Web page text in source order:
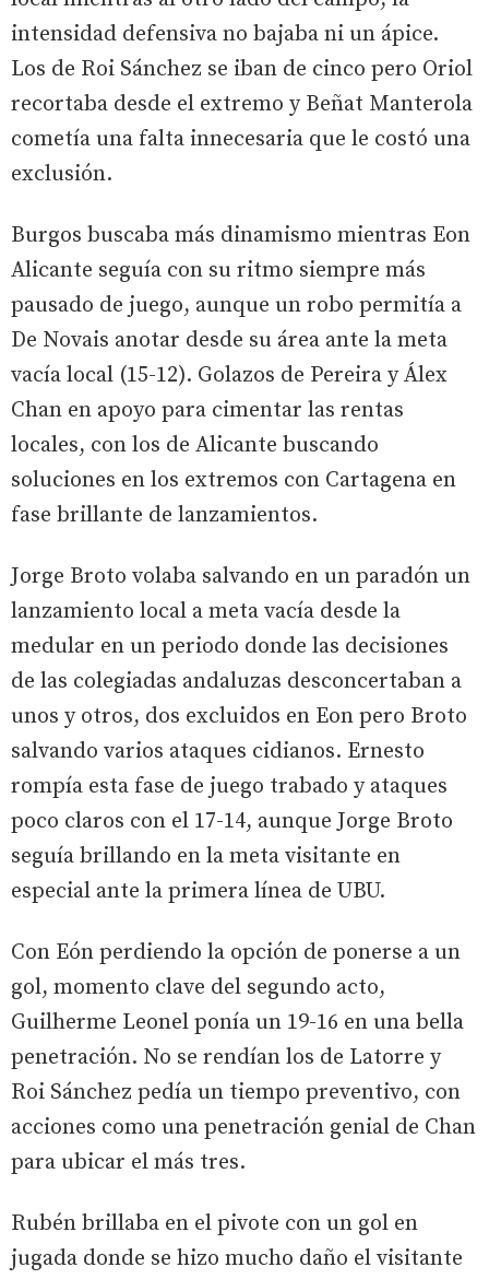
intensidad defensiva no bajaba ni un ápice.
Los de Roi Sánchez se iban de cinco pero Oriol
recortaba desde el extremo y Beñat Manterola
cometía una falta innecesaria que le costó una
exclusión.
Burgos buscaba más dinamismo mientras Eon
Alicante seguía con su ritmo siempre más
pausado de juego, aunque un robo permitía a
De Novais anotar desde su área ante la meta
vacía local (15-12). Golazos de Pereira y Álex
Chan en apoyo para cimentar las rentas
locales, con los de Alicante buscando
soluciones en los extremos con Cartagena en
fase brillante de lanzamientos.
Jorge Broto volaba salvando en un paradón un
lanzamiento local a meta vacía desde la
medular en un periodo donde las decisiones
de las colegiadas andaluzas desconcertaban a
unos y otros, dos excluidos en Eon pero Broto
salvando varios ataques cidianos. Ernesto
rompía esta fase de juego trabado y ataques
poco claros con el 17-14, aunque Jorge Broto
seguía brillando en la meta visitante en
especial ante la primera línea de UBU.
Con Eón perdiendo la opción de ponerse a un
gol, momento clave del segundo acto,
Guilherme Leonel ponía un 19-16 en una bella
penetración. No se rendían los de Latorre y
Roi Sánchez pedía un tiempo preventivo, con
acciones como una penetración genial de Chan
para ubicar el más tres.
Rubén brillaba en el pivote con un gol en
jugada donde se hizo mucho daño el visitante